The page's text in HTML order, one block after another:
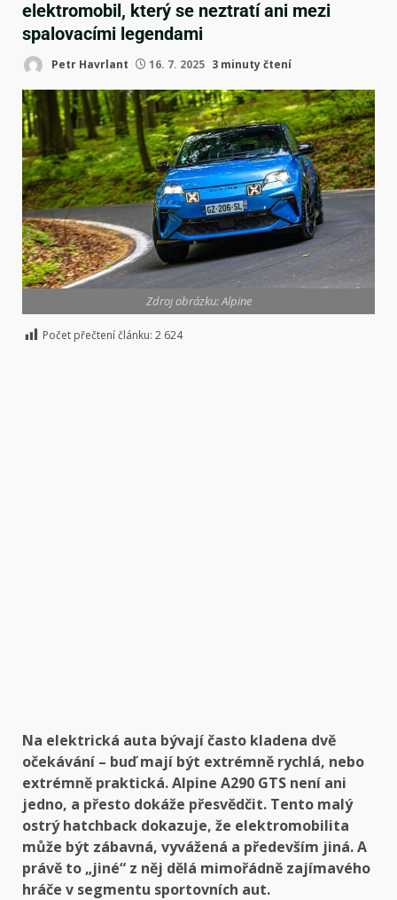
elektromobil, který se neztratí ani mezi
spalovacími legendami
Petr Havrlant 16. 7. 2025 3 minuty čtení
Zdroj obrázku: Alpine
Počet přečtení článku: 2 624
Na elektrická auta bývají často kladena dvě
očekávání – buď mají být extrémně rychlá, nebo
extrémně praktická. Alpine A290 GTS není ani
jedno, a přesto dokáže přesvědčit. Tento malý
ostrý hatchback dokazuje, že elektromobilita
může být zábavná, vyvážená a především jiná. A
právě to „jiné“ z něj dělá mimořádně zajímavého
hráče v segmentu sportovních aut.